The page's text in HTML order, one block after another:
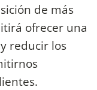
de más
ofrecer una
reducir los